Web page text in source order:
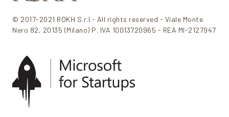
© 2017-2021 ROKH S.r.l.- All rights reserved - Viale Monte
Nero 82, 20135 (Milano) P. IVA 10013720965 - REA MI-2127947